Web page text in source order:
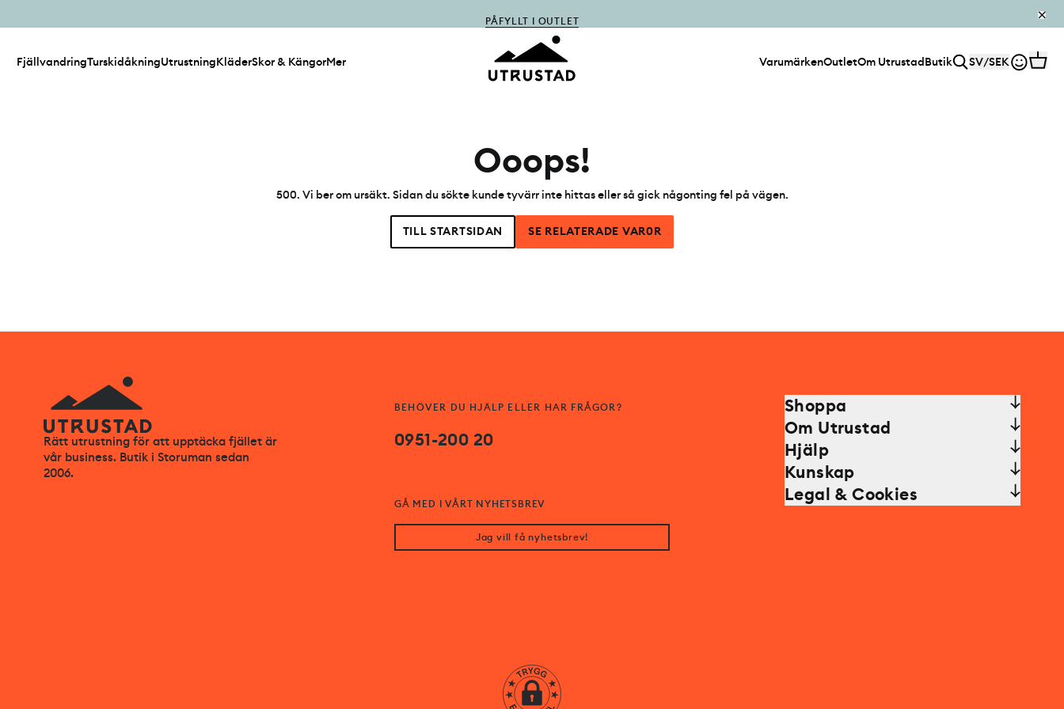
PÅFYLLT I OUTLET
FjällvandringTurskidåkningUtrustningKläderSkor & KängorMer VarumärkenOutletOm UtrustadButik SV/SEK
Ooops!
500. Vi ber om ursäkt. Sidan du sökte kunde tyvärr inte hittas eller så gick någonting fel på vägen.
TILL STARTSIDAN SE RELATERADE VAR0R
Rätt utrustning för att upptäcka fjället är
vår business. Butik i Storuman sedan
2006.
BEHÖVER DU HJÄLP ELLER HAR FRÅGOR?
0951-200 20
GÅ MED I VÅRT NYHETSBREV
Jag vill få nyhetsbrev!
Shoppa
Om Utrustad
Hjälp
Kunskap
Legal & Cookies